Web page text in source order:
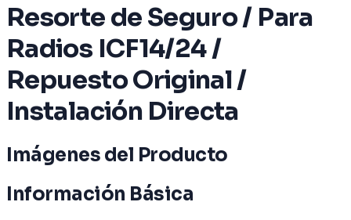
Resorte de Seguro / Para
Radios ICF14/24 /
Repuesto Original /
Instalación Directa
Imágenes del Producto
Información Básica